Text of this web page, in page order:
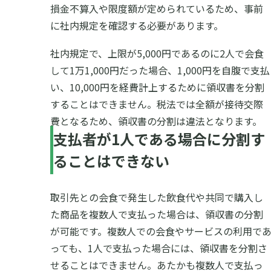
損金不算入や限度額が定められているため、事前
に社内規定を確認する必要があります。
社内規定で、上限が5,000円であるのに2人で会食
して1万1,000円だった場合、1,000円を自腹で支払
い、10,000円を経費計上するために領収書を分割
することはできません。税法では全額が接待交際
費となるため、領収書の分割は違法となります。
支払者が1人である場合に分割す
ることはできない
取引先との会食で発生した飲食代や共同で購入し
た商品を複数人で支払った場合は、領収書の分割
が可能です。複数人での会食やサービスの利用であ
っても、1人で支払った場合には、領収書を分割さ
せることはできません。あたかも複数人で支払っ